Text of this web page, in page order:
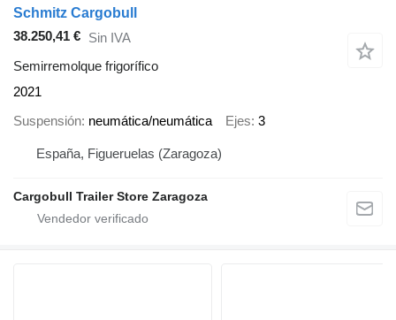
Schmitz Cargobull
38.250,41 € Sin IVA
Semirremolque frigorífico
2021
Suspensión neumática/neumática Ejes 3
España, Figueruelas (Zaragoza)
Cargobull Trailer Store Zaragoza